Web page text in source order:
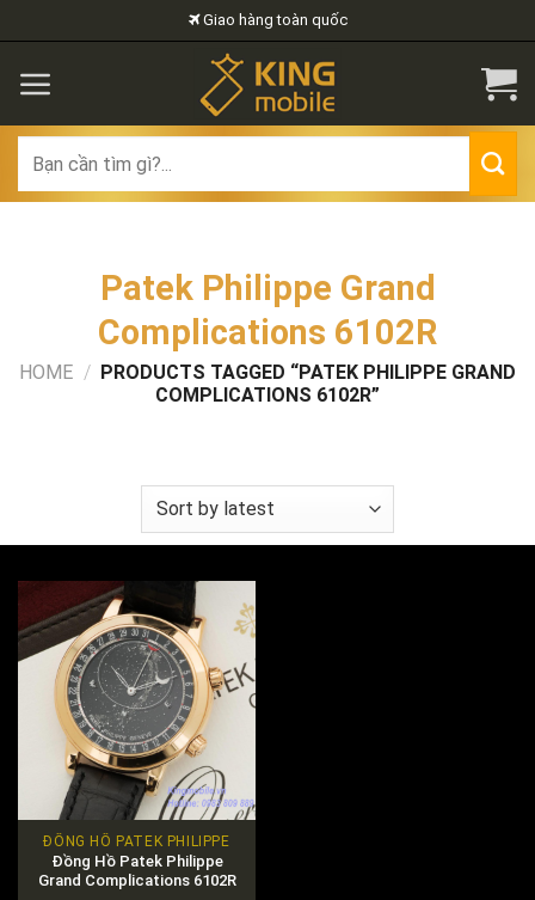
to
content
Giao hàng toàn quốc
for:
Patek Philippe Grand
Complications 6102R
HOME / PRODUCTS TAGGED “PATEK PHILIPPE GRAND
COMPLICATIONS 6102R”
ĐỒNG HỒ PATEK PHILIPPE
Đồng Hồ Patek Philippe
Grand Complications 6102R